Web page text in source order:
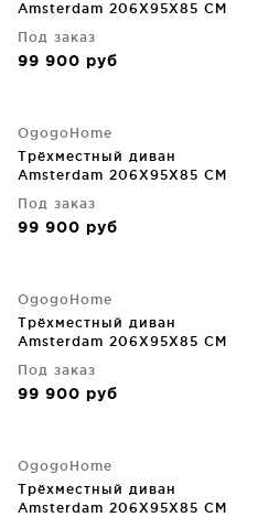
Amsterdam 206X95X85 CM
Под заказ
99 900 руб
OgogoHome
Трёхместный диван
Amsterdam 206X95X85 CM
Под заказ
99 900 руб
OgogoHome
Трёхместный диван
Amsterdam 206X95X85 CM
Под заказ
99 900 руб
OgogoHome
Трёхместный диван
Amsterdam 206X95X85 CM